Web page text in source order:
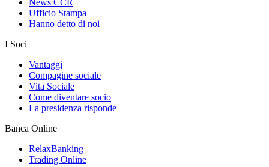
Ufficio Stampa
Hanno detto di noi
I Soci
Vantaggi
Compagine sociale
Vita Sociale
Come diventare socio
La presidenza risponde
Banca Online
RelaxBanking
Trading Online